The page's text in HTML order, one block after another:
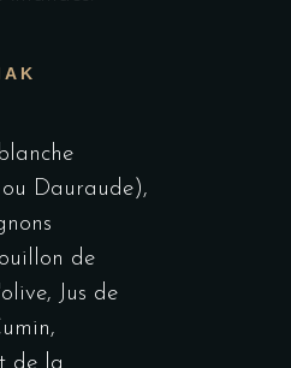
Dauraude),
de
Jus de